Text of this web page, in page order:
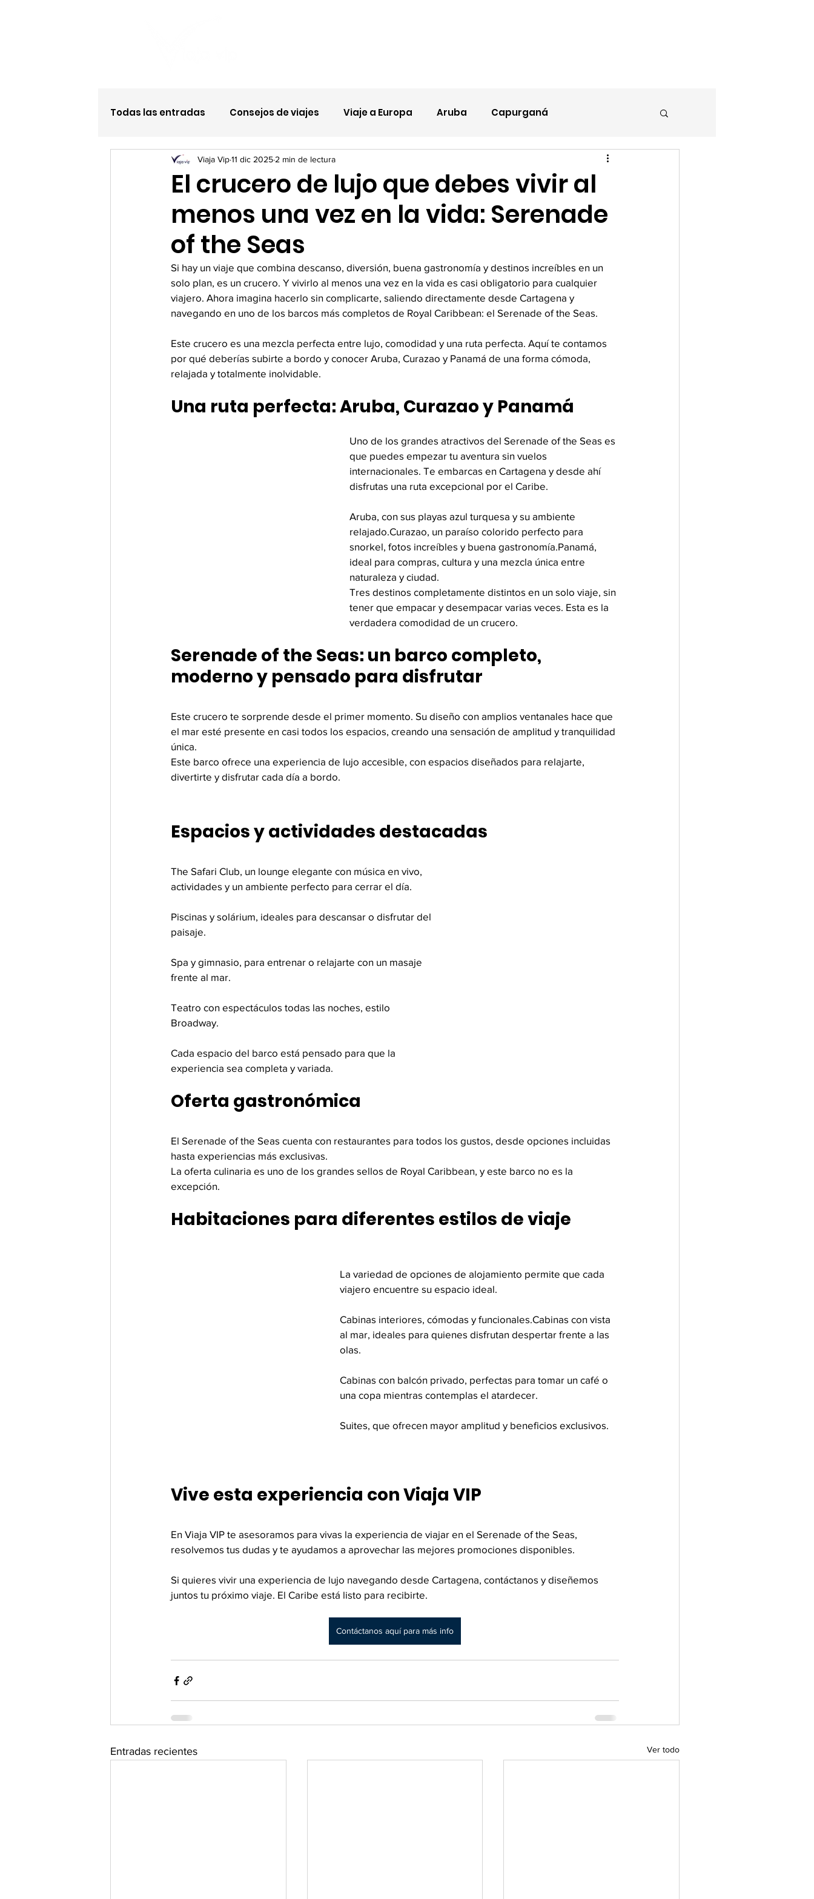
Todas las entradas Consejos de viajes Viaje a Europa Aruba Capurganá
Hotel todo incluido
El crucero de lujo que debes vivir al
menos una vez en la vida: Serenade
of the Seas
Viaja Vip11 dic 2025 2 min de lectura
Si hay un viaje que combina descanso, diversión, buena gastronomía y destinos increíbles en un
solo plan, es un crucero. Y vivirlo al menos una vez en la vida es casi obligatorio para cualquier
viajero. Ahora imagina hacerlo sin complicarte, saliendo directamente desde Cartagena y
navegando en uno de los barcos más completos de Royal Caribbean: el Serenade of the Seas.
Este crucero es una mezcla perfecta entre lujo, comodidad y una ruta perfecta. Aquí te contamos
por qué deberías subirte a bordo y conocer Aruba, Curazao y Panamá de una forma cómoda,
relajada y totalmente inolvidable.
Una ruta perfecta: Aruba, Curazao y Panamá
Uno de los grandes atractivos del Serenade of the Seas es
que puedes empezar tu aventura sin vuelos
internacionales. Te embarcas en Cartagena y desde ahí
disfrutas una ruta excepcional por el Caribe.
Aruba, con sus playas azul turquesa y su ambiente
relajado.Curazao, un paraíso colorido perfecto para
snorkel, fotos increíbles y buena gastronomía.Panamá,
ideal para compras, cultura y una mezcla única entre
naturaleza y ciudad.
Tres destinos completamente distintos en un solo viaje, sin
tener que empacar y desempacar varias veces. Esta es la
verdadera comodidad de un crucero.
Serenade of the Seas: un barco completo,
moderno y pensado para disfrutar
Este crucero te sorprende desde el primer momento. Su diseño con amplios ventanales hace que
el mar esté presente en casi todos los espacios, creando una sensación de amplitud y tranquilidad
única.
Este barco ofrece una experiencia de lujo accesible, con espacios diseñados para relajarte,
divertirte y disfrutar cada día a bordo.
Espacios y actividades destacadas
The Safari Club, un lounge elegante con música en vivo,
actividades y un ambiente perfecto para cerrar el día.
Piscinas y solárium, ideales para descansar o disfrutar del
paisaje.
Spa y gimnasio, para entrenar o relajarte con un masaje
frente al mar.
Teatro con espectáculos todas las noches, estilo
Broadway.
Cada espacio del barco está pensado para que la
experiencia sea completa y variada.
Oferta gastronómica
El Serenade of the Seas cuenta con restaurantes para todos los gustos, desde opciones incluidas
hasta experiencias más exclusivas.
La oferta culinaria es uno de los grandes sellos de Royal Caribbean, y este barco no es la
excepción.
Habitaciones para diferentes estilos de viaje
La variedad de opciones de alojamiento permite que cada
viajero encuentre su espacio ideal.
Cabinas interiores, cómodas y funcionales.Cabinas con vista
al mar, ideales para quienes disfrutan despertar frente a las
olas.
Cabinas con balcón privado, perfectas para tomar un café o
una copa mientras contemplas el atardecer.
Suites, que ofrecen mayor amplitud y beneficios exclusivos.
Vive esta experiencia con Viaja VIP
En Viaja VIP te asesoramos para vivas la experiencia de viajar en el Serenade of the Seas,
resolvemos tus dudas y te ayudamos a aprovechar las mejores promociones disponibles.
Si quieres vivir una experiencia de lujo navegando desde Cartagena, contáctanos y diseñemos
juntos tu próximo viaje. El Caribe está listo para recibirte.
Contáctanos aquí para más info
Entradas recientes Ver todo